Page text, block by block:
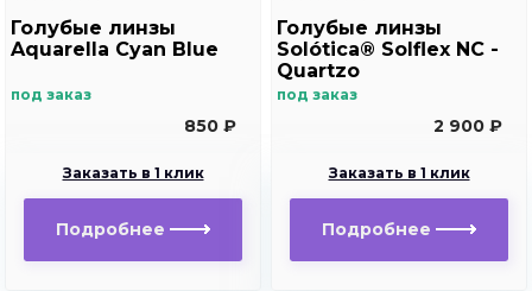
Голубые линзы
Aquarella Cyan Blue
под заказ
850 ₽
Заказать в 1 клик
Подробнее
Голубые линзы
Solótica® Solflex NC -
Quartzo
под заказ
2 900 ₽
Заказать в 1 клик
Подробнее